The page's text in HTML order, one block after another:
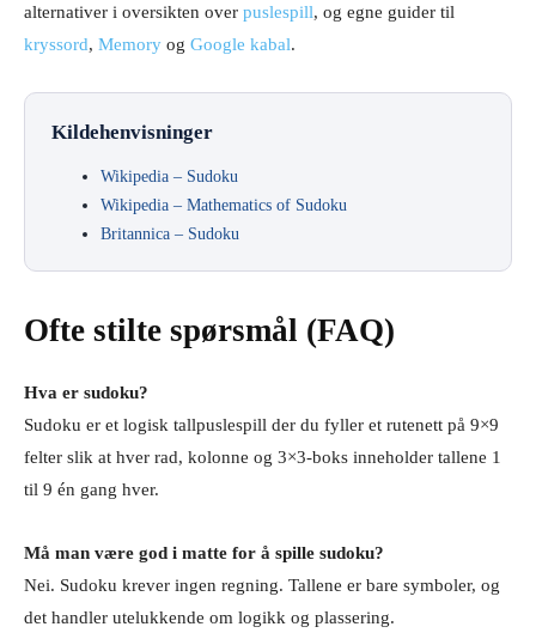
alternativer i oversikten over puslespill, og egne guider til
kryssord, Memory og Google kabal.
Kildehenvisninger
Wikipedia – Sudoku
Wikipedia – Mathematics of Sudoku
Britannica – Sudoku
Ofte stilte spørsmål (FAQ)
Hva er sudoku?
Sudoku er et logisk tallpuslespill der du fyller et rutenett på 9×9
felter slik at hver rad, kolonne og 3×3-boks inneholder tallene 1
til 9 én gang hver.
Må man være god i matte for å spille sudoku?
Nei. Sudoku krever ingen regning. Tallene er bare symboler, og
det handler utelukkende om logikk og plassering.